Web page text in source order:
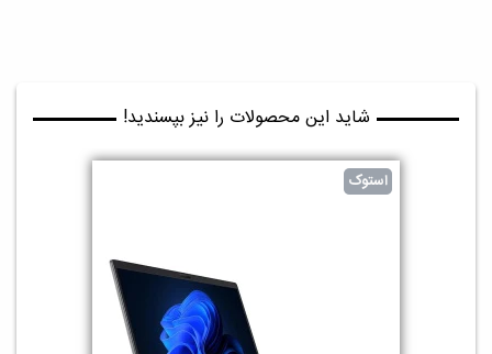
شاید این محصولات را نیز بپسندید!
استوک